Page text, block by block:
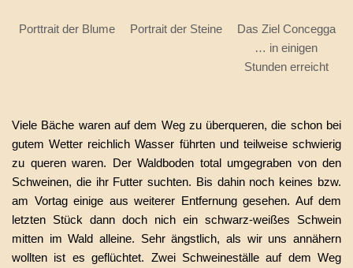
Porttrait der Blume Portrait der Steine
Das Ziel Concegga
… in einigen
Stunden erreicht
Viele Bäche waren auf dem Weg zu überqueren, die schon bei
gutem Wetter reichlich Wasser führten und teilweise schwierig
zu queren waren. Der Waldboden total umgegraben von den
Schweinen, die ihr Futter suchten. Bis dahin noch keines bzw.
am Vortag einige aus weiterer Entfernung gesehen. Auf dem
letzten Stück dann doch nich ein schwarz-weißes Schwein
mitten im Wald alleine. Sehr ängstlich, als wir uns annähern
wollten ist es geflüchtet. Zwei Schweineställe auf dem Weg